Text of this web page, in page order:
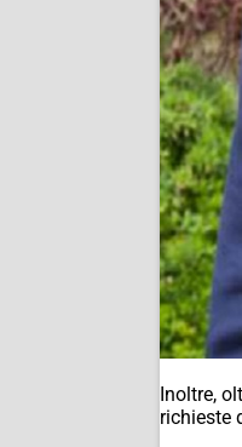
Inoltre,
richieste